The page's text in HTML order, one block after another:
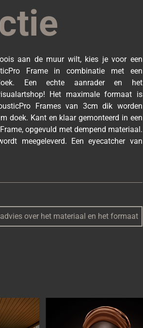
aan de muur wilt, kies je voor een
Frame in combinatie met een
Een echte aanrader en het
Het maximale formaat is
Frames van 3cm dik worden
doek. Kant en klaar gemonteerd in een
opgevuld met dempend materiaal.
meegeleverd. Een eyecatcher van
over het materiaal en het formaat